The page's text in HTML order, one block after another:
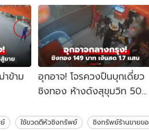
าข้าม
อุกอาจ! โจรควงปืนบุกเดี่ยว
ชิงทอง ห้างดังสุขุมวิท 50
ใช้ขวดตีหัวชิงทรัพย์ ชิงทรัพย์ร้านขายข